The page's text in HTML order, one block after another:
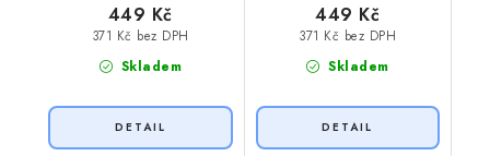
Skladem
371 Kč bez DPH
449 Kč
Skladem
371 Kč bez DPH
449 Kč